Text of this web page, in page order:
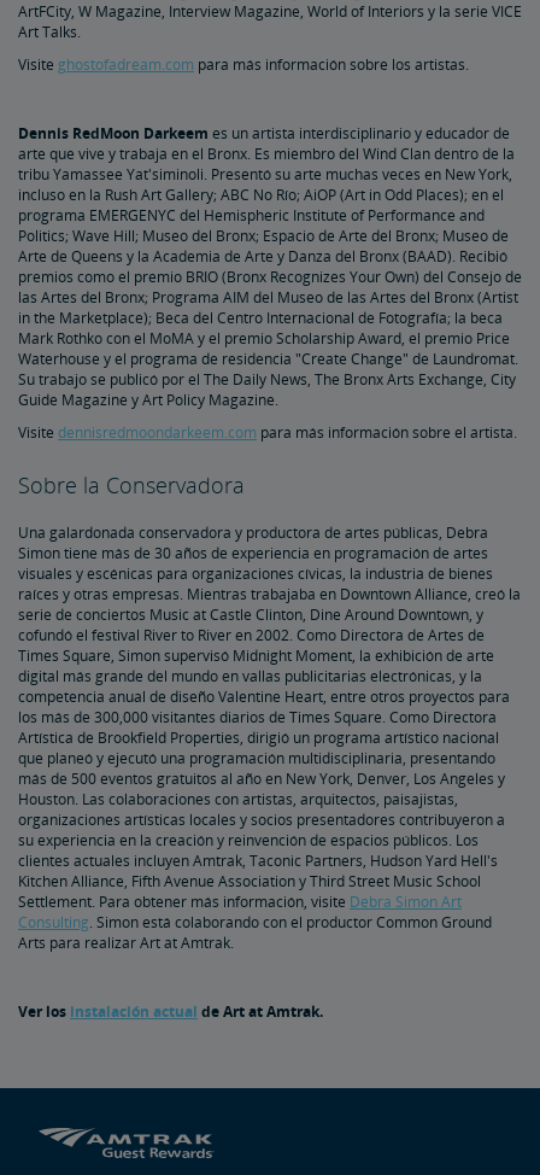
ArtFCity, W Magazine, Interview Magazine, World of Interiors y la serie VICE
Art Talks.
Visite ghostofadream.com para más información sobre los artistas.
Dennis RedMoon Darkeem es un artista interdisciplinario y educador de
arte que vive y trabaja en el Bronx. Es miembro del Wind Clan dentro de la
tribu Yamassee Yat'siminoli. Presentó su arte muchas veces en New York,
incluso en la Rush Art Gallery; ABC No Río; AiOP (Art in Odd Places); en el
programa EMERGENYC del Hemispheric Institute of Performance and
Politics; Wave Hill; Museo del Bronx; Espacio de Arte del Bronx; Museo de
Arte de Queens y la Academia de Arte y Danza del Bronx (BAAD). Recibió
premios como el premio BRIO (Bronx Recognizes Your Own) del Consejo de
las Artes del Bronx; Programa AIM del Museo de las Artes del Bronx (Artist
in the Marketplace); Beca del Centro Internacional de Fotografía; la beca
Mark Rothko con el MoMA y el premio Scholarship Award, el premio Price
Waterhouse y el programa de residencia "Create Change" de Laundromat.
Su trabajo se publicó por el The Daily News, The Bronx Arts Exchange, City
Guide Magazine y Art Policy Magazine.
Visite dennisredmoondarkeem.com para más información sobre el artista.
Sobre la Conservadora
Una galardonada conservadora y productora de artes públicas, Debra
Simon tiene más de 30 años de experiencia en programación de artes
visuales y escénicas para organizaciones cívicas, la industria de bienes
raíces y otras empresas. Mientras trabajaba en Downtown Alliance, creó la
serie de conciertos Music at Castle Clinton, Dine Around Downtown, y
cofundó el festival River to River en 2002. Como Directora de Artes de
Times Square, Simon supervisó Midnight Moment, la exhibición de arte
digital más grande del mundo en vallas publicitarias electrónicas, y la
competencia anual de diseño Valentine Heart, entre otros proyectos para
los más de 300,000 visitantes diarios de Times Square. Como Directora
Artística de Brookfield Properties, dirigió un programa artístico nacional
que planeó y ejecutó una programación multidisciplinaria, presentando
más de 500 eventos gratuitos al año en New York, Denver, Los Angeles y
Houston. Las colaboraciones con artistas, arquitectos, paisajistas,
organizaciones artísticas locales y socios presentadores contribuyeron a
su experiencia en la creación y reinvención de espacios públicos. Los
clientes actuales incluyen Amtrak, Taconic Partners, Hudson Yard Hell's
Kitchen Alliance, Fifth Avenue Association y Third Street Music School
Settlement. Para obtener más información, visite Debra Simon Art
Consulting. Simon está colaborando con el productor Common Ground
Arts para realizar Art at Amtrak.
Ver los instalación actual de Art at Amtrak.